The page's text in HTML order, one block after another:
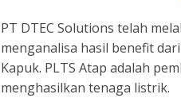
PT DTEC Solutions telah
menganalisa hasil benefit
Kapuk. PLTS Atap adalah
menghasilkan tenaga listrik.